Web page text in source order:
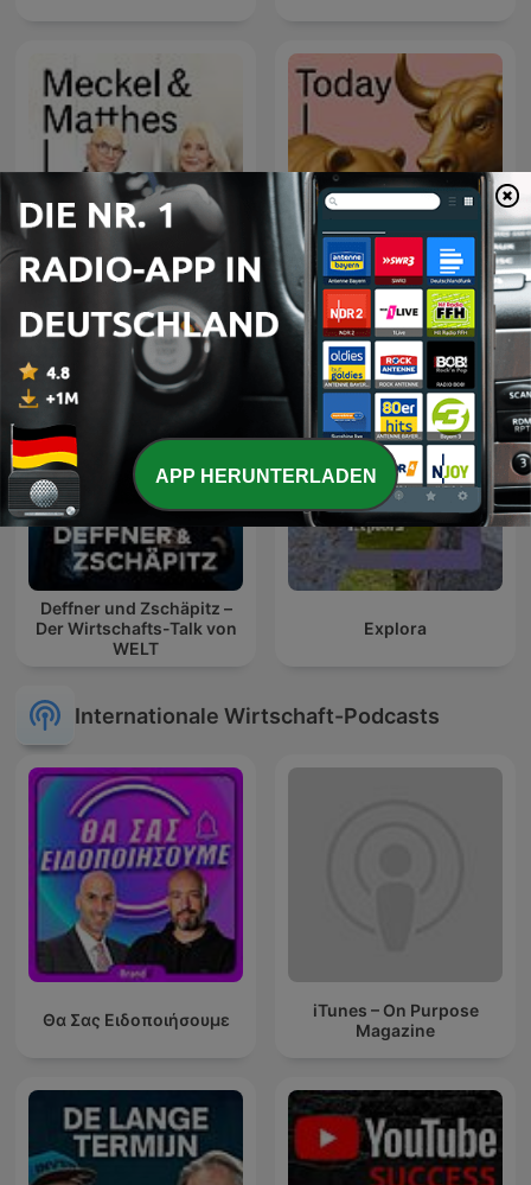
Meckel & Matthes
Handelsblatt Today – Der
Finanzpodcast mit News
zu Börse, Aktien und
Geldanlage
Deffner und Zschäpitz –
Der Wirtschafts-Talk von
WELT
Explora
Internationale Wirtschaft-Podcasts
Θα Σας Ειδοποιήσουμε
iTunes – On Purpose
Magazine
APP HERUNTERLADEN